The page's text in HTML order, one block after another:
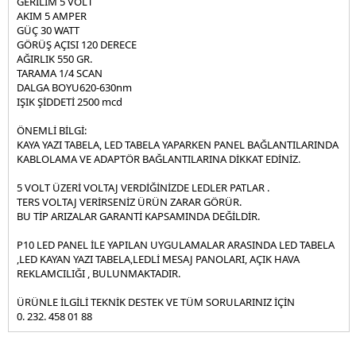
ÇIFT RENKLI LED PANELLER
30 CM 9 WATT - WALLWASHER LED 220V
60 CM 18 WATT - WALLWASHER LED 220V
1 METRE 36 WATT - WALWASHER LED 220V
RUSTIK LED AMPUL
TORCH LED AMPUL
AVIZELI ( ÇANAKLI ) AMPULLER
12V - 24V LED AMPUL
E14 BUJI LED AMPUL
ÇANAK LED AMPUL GU-10 MR-16
KAPSÜL LED AMPUL G-4 G-9
HAVUZ SPOT AMPULLER
RAY SPOT ÇEŞITLERI
RAY SPOT RAYLARI
MAGNET RAY SPOT ÇEŞİTLERİ
MAGNET RAY SPOT
MAGNET RAY
PERGOLA TENTE AYDINLATMA
12V / 24V TEKNE LED SPOT ÇEŞITLERI
LED SPOT CESiTLERi - - - - - - - - - - - - - - SIVA ÜSTÜ DEKORATİF
ARMATÜR - - - - - - - DEKORATİF LED APLİK
LED SPOT
MODERN DEKORATIF SPOT BOŞ KASA
EXIT VE GUZERGAH TABELASI
FOTOSEL
DUMAN DEDEKTÖRLERI
OVIVO PRIZ & ANAHTAR ÇEŞITLERI
KABLO ÇEŞITLERI
ELEKTRIK MALZEMELERI
MERDIVEN SPOT CESITLERI
SOLAR LEDLI ÇAKAR DENIZ FENERI
AKIM 5 AMPER
GÜÇ 30 WATT
GÖRÜŞ AÇISI 120 DERECE
AĞIRLIK 550 GR.
TARAMA 1/4 SCAN
DALGA BOYU620-630nm
IŞIK ŞİDDETİ 2500 mcd
ÖNEMLİ BİLGİ:
KAYA YAZI TABELA, LED TABELA YAPARKEN PANEL BAĞLANTILARINDA
KABLOLAMA VE ADAPTÖR BAĞLANTILARINA DİKKAT EDİNİZ.
5 VOLT ÜZERİ VOLTAJ VERDİĞİNİZDE LEDLER PATLAR .
TERS VOLTAJ VERİRSENİZ ÜRÜN ZARAR GÖRÜR.
BU TİP ARIZALAR GARANTİ KAPSAMINDA DEĞİLDİR.
P10 LED PANEL İLE YAPILAN UYGULAMALAR ARASINDA LED TABELA
,LED KAYAN YAZI TABELA,LEDLİ MESAJ PANOLARI, AÇIK HAVA
REKLAMCILIĞI , BULUNMAKTADIR.
ÜRÜNLE İLGİLİ TEKNİK DESTEK VE TÜM SORULARINIZ İÇİN
0. 232. 458 01 88